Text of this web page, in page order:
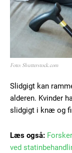
Free
Foto: Shutterstock.com
Slidgigt kan
alderen. Kvinder
slidgigt i knæ og
Læs også:
ved